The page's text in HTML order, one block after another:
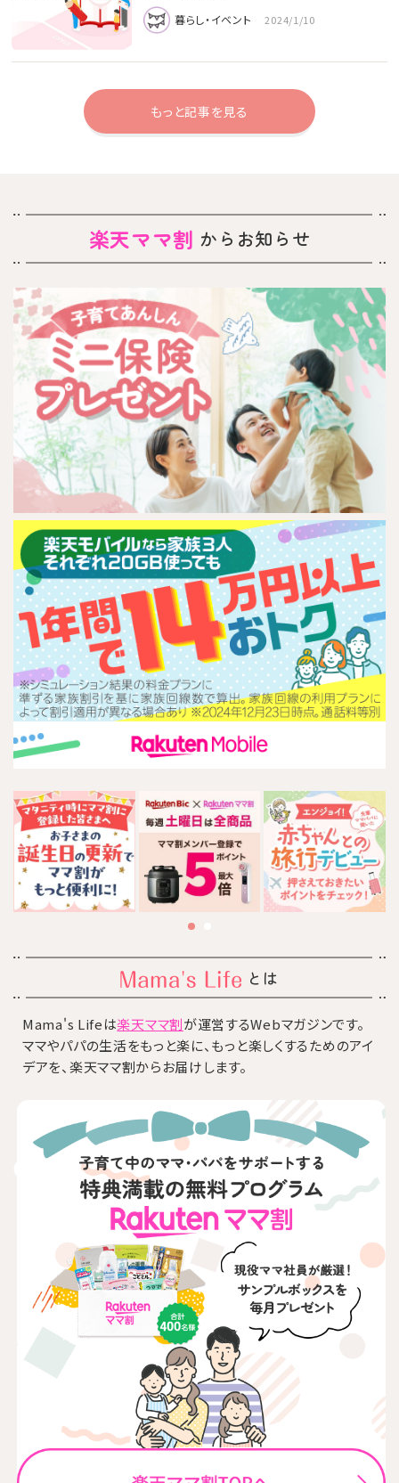
暮らし・イベント 2024/1/10
もっと記事を見る
楽天ママ割 からお知らせ
とは
Mama's Lifeは楽天ママ割が運営するWebマガジンです。
ママやパパの生活をもっと楽に、もっと楽しくするためのアイ
デアを、楽天ママ割からお届けします。